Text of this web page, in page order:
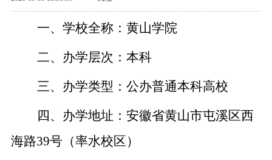
一、学校全称： 黄山学院
二、办学层次： 本科
三、办学类型： 公办普通本科高校
四、办学地址： 安徽省黄山市屯溪区西
海路39号（率水校区）